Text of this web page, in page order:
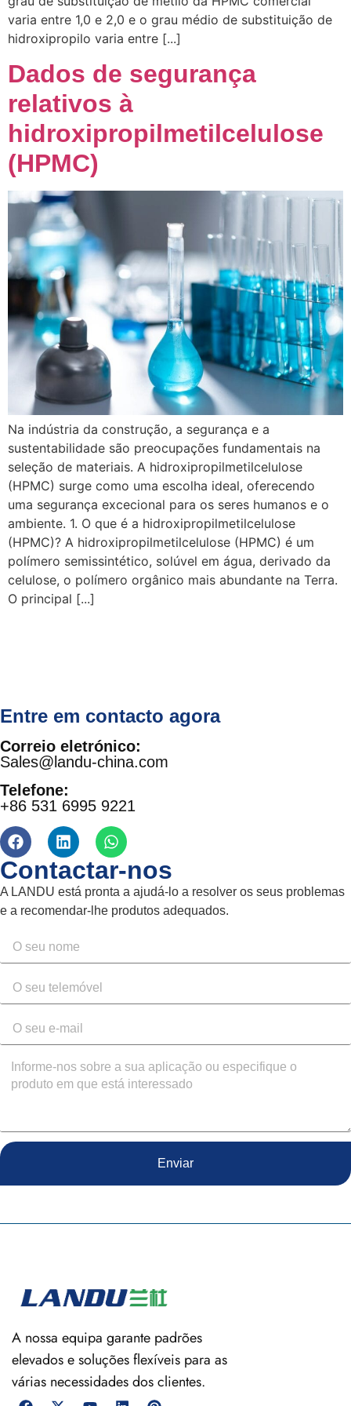
varia entre 1,0 e 2,0 e o grau médio de substituição de
hidroxipropilo varia entre [...]
Dados de segurança
relativos à
hidroxipropilmetilcelulose
(HPMC)
Na indústria da construção, a segurança e a
sustentabilidade são preocupações fundamentais na
seleção de materiais. A hidroxipropilmetilcelulose
(HPMC) surge como uma escolha ideal, oferecendo
uma segurança excecional para os seres humanos e o
ambiente. 1. O que é a hidroxipropilmetilcelulose
(HPMC)? A hidroxipropilmetilcelulose (HPMC) é um
polímero semissintético, solúvel em água, derivado da
celulose, o polímero orgânico mais abundante na Terra.
O principal [...]
Entre em contacto agora
Correio eletrónico:
Sales@landu-china.com
Telefone:
+86 531 6995 9221
Contactar-nos
A LANDU está pronta a ajudá-lo a resolver os seus problemas
e a recomendar-lhe produtos adequados.
Enviar
A nossa equipa garante padrões
elevados e soluções flexíveis para as
várias necessidades dos clientes.